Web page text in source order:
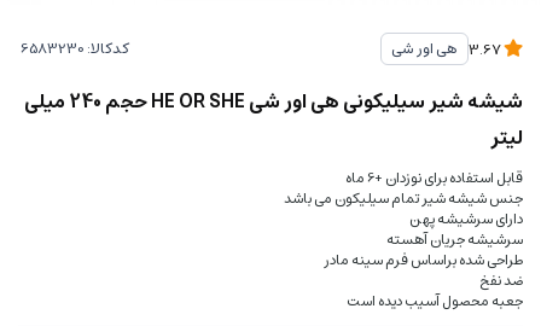
هی اور شی کدکالا:
شیشه شیر سیلیکونی هی اور شی HE OR SHE حجم 240 میلی
لیتر
قابل استفاده برای نوزدان +6 ماه
جنس شیشه شیر تمام سیلیکون می باشد
دارای سرشیشه پهن
سرشیشه جریان آهسته
طراحی شده براساس فرم سینه مادر
ضد نفخ
جعبه محصول آسیب دیده است